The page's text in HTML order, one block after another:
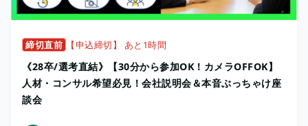
締切直前 【申込締切】 あと1時間
《28卒/選考直結》【30分から参加OK！カメラOFFOK】
人材・コンサル希望必見！会社説明会＆本音ぶっちゃけ座
談会